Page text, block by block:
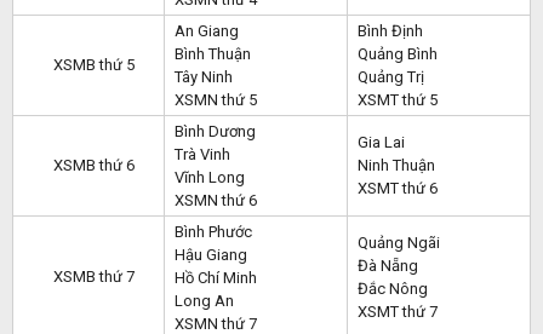
XSMB thứ 5
An Giang
Bình Thuận
Tây Ninh
XSMN thứ 5
Bình Định
Quảng Bình
Quảng Trị
XSMT thứ 5
XSMB thứ 6
Bình Dương
Trà Vinh
Vĩnh Long
XSMN thứ 6
Gia Lai
Ninh Thuận
XSMT thứ 6
XSMB thứ 7
Bình Phước
Hậu Giang
Hồ Chí Minh
Long An
XSMN thứ 7
Quảng Ngãi
Đà Nẵng
Đắc Nông
XSMT thứ 7